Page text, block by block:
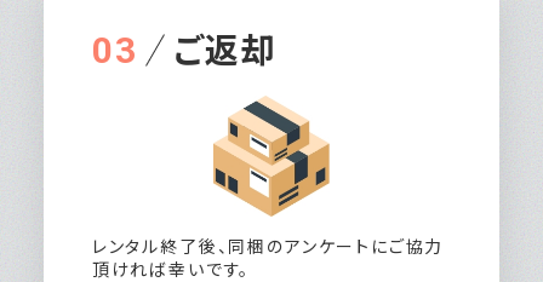
03 ご返却
レンタル終了後、同梱のアンケートにご協力
頂ければ幸いです。